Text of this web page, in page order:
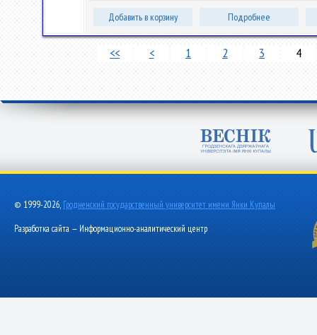
Добавить в корзину Подробнее
<< < 1 2 3 4
© 1999-2026, Гродненский государственный университет имени Янки Купалы
Разработка сайта — Информационно-аналитический центр